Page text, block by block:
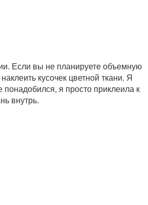
Если вы не планируете объемную
кусочек цветной ткани. Я
я просто приклеила к
внутрь.